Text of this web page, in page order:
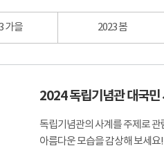
가을 2023 봄
2024 독립기념관 대국민
독립기념관의 사계를 주제로
아름다운 모습을 감상해 보세요!